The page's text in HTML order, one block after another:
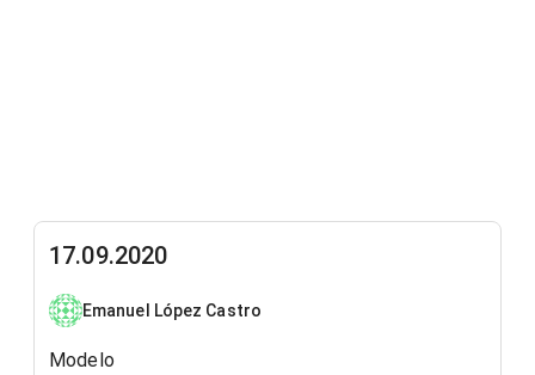
17.09.2020
Emanuel López Castro
Modelo